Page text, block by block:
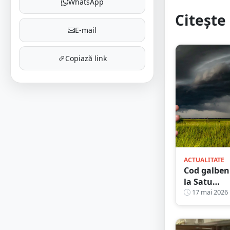
E-mail
Copiază link
Citește
ACTUALITATE
Cod galben
la Satu
Mare. LISTA
aflate sub
avertizare
17 mai 2026